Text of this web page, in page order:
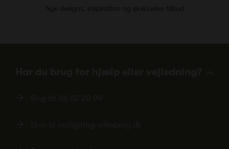
Nye designs, inspiration og eksklusive tilbud